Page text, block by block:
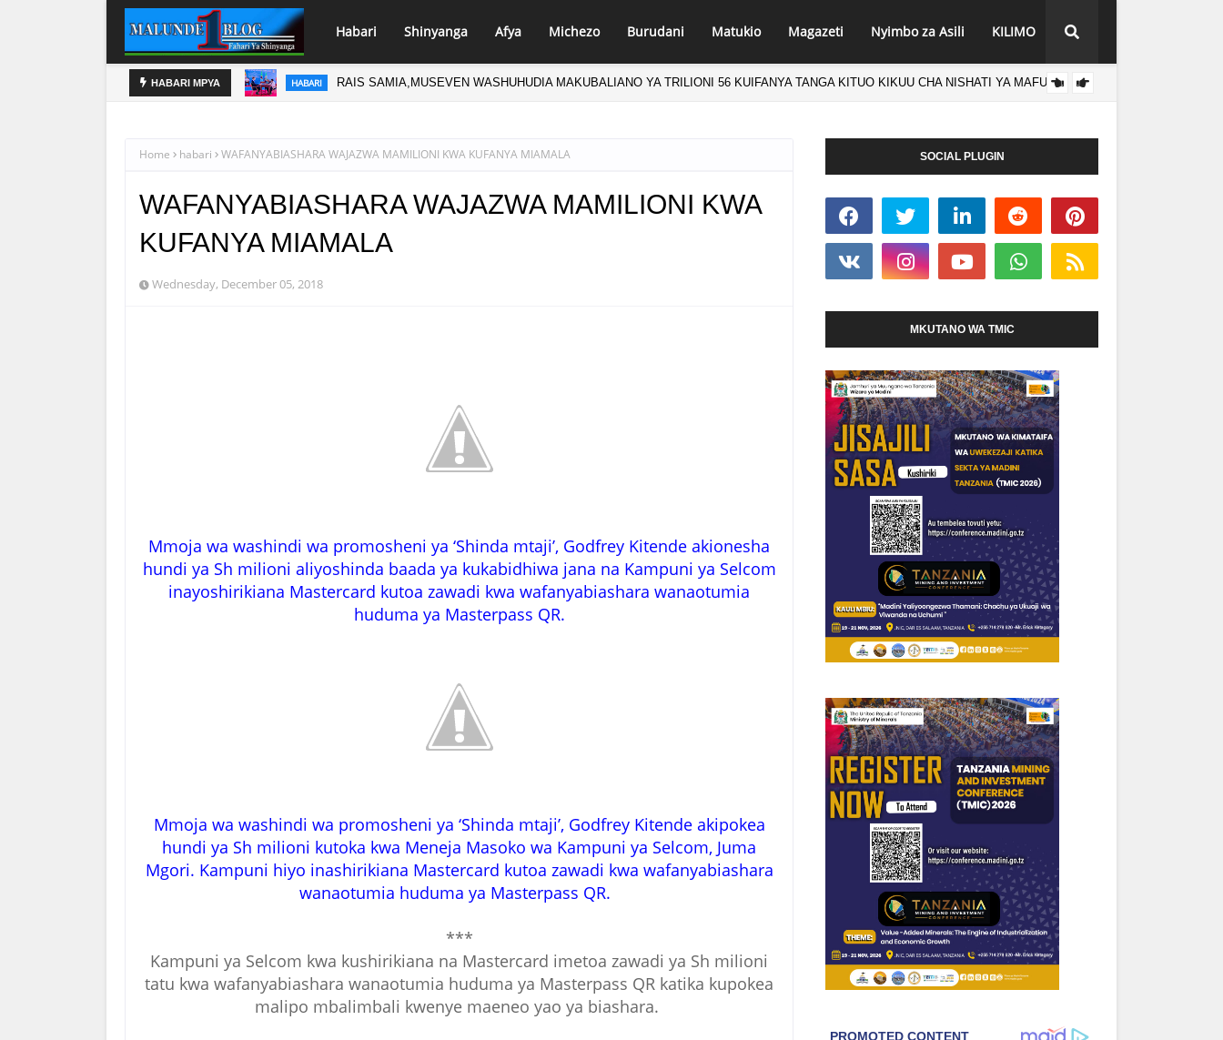
Habari Shinyanga Afya Michezo Burudani Matukio Magazeti Nyimbo za Asili KILIMO
HABARI MPYA HABARI RAIS SAMIA,MUSEVEN WASHUHUDIA MAKUBALIANO YA TRILIONI 56 KUIFANYA TANGA KITUO KIKUU CHA NISHATI YA MAFUTA
Home habari WAFANYABIASHARA WAJAZWA MAMILIONI KWA KUFANYA MIAMALA
WAFANYABIASHARA WAJAZWA MAMILIONI KWA
KUFANYA MIAMALA
Wednesday, December 05, 2018
Mmoja wa washindi wa promosheni ya ‘Shinda mtaji’, Godfrey Kitende akionesha
hundi ya Sh milioni aliyoshinda baada ya kukabidhiwa jana na Kampuni ya Selcom
inayoshirikiana Mastercard kutoa zawadi kwa wafanyabiashara wanaotumia
huduma ya Masterpass QR.
Mmoja wa washindi wa promosheni ya ‘Shinda mtaji’, Godfrey Kitende akipokea
hundi ya Sh milioni kutoka kwa Meneja Masoko wa Kampuni ya Selcom, Juma
Mgori. Kampuni hiyo inashirikiana Mastercard kutoa zawadi kwa wafanyabiashara
wanaotumia huduma ya Masterpass QR.
***
Kampuni ya Selcom kwa kushirikiana na Mastercard imetoa zawadi ya Sh milioni
tatu kwa wafanyabiashara wanaotumia huduma ya Masterpass QR katika kupokea
malipo mbalimbali kwenye maeneo yao ya biashara.
SOCIAL PLUGIN
MKUTANO WA TMIC